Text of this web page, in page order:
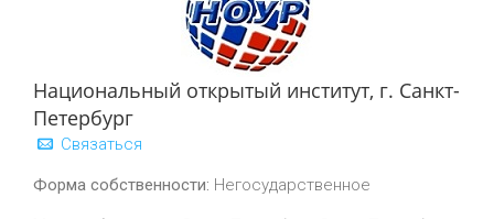
Национальный открытый институт, г. Санкт-
Петербург
Связаться
Форма собственности: Негосударственное